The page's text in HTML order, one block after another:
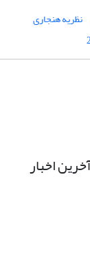
نظریه هنجاری
اخبار